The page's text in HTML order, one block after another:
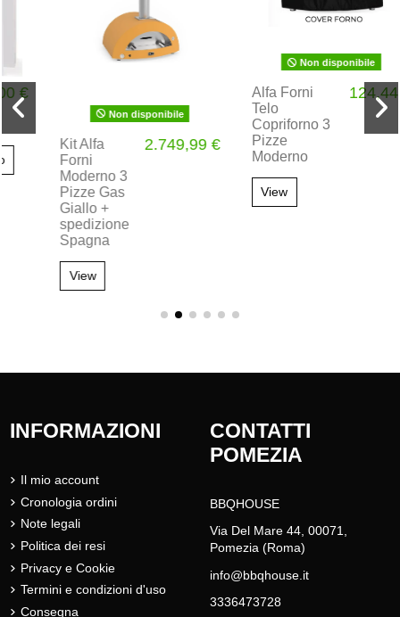
Non disponibile
Kit Alfa
Moderno 3
Pizze Gas
Giallo +
spedizione
Spagna
2.749,99 €
Non disponibile
Alfa Forni
Copriforno 3
Pizze
Moderno
124,44 €
INFORMAZIONI
Il mio account
Cronologia ordini
Note legali
Politica dei resi
Privacy e Cookie
Termini e condizioni d'uso
Consegna
CONTATTI
POMEZIA
BBQHOUSE
Via Del Mare 44, 00071,
Pomezia (Roma)
info@bbqhouse.it
3336473728